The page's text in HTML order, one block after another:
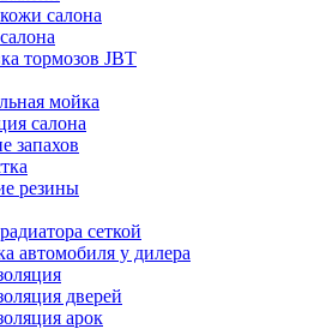
салона
тормозов JBT
мойка
салона
запахов
резины
сеткой
автомобиля у дилера
дверей
арок